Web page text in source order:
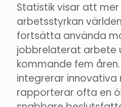
Statistik visar att mer
arbetsstyrkan
fortsätta använda
jobbrelaterat arbete
kommande fem
integrerar
rapporterar ofta en